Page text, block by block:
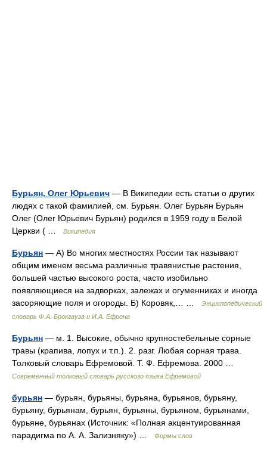
Бурьян, Олег Юрьевич — В Википедии есть статьи о других
людях с такой фамилией, см. Бурьян. Олег Бурьян Бурьян
Олег (Олег Юрьевич Бурьян) родился в 1959 году в Белой
Церкви ( …
Википедия
Бурьян — А) Во многих местностях России так называют
общим именем весьма различные травянистые растения,
большей частью высокого роста, часто изобильно
появляющиеся на задворках, залежах и огуменниках и иногда
засоряющие поля и огороды. Б) Коровяк,… …
Энциклопедический
словарь Ф.А. Брокгауза и И.А. Ефрона
Бурьян — м. 1. Высокие, обычно крупностебельные сорные
травы (крапива, лопух и т.п.). 2. разг. Любая сорная трава.
Толковый словарь Ефремовой. Т. Ф. Ефремова. 2000 …
Современный толковый словарь русского языка Ефремовой
бурьян — бурьян, бурьяны, бурьяна, бурьянов, бурьяну,
бурьяну, бурьянам, бурьян, бурьяны, бурьяном, бурьянами,
бурьяне, бурьянах (Источник: «Полная акцентуированная
парадигма по А. А. Зализняку») …
Формы слов